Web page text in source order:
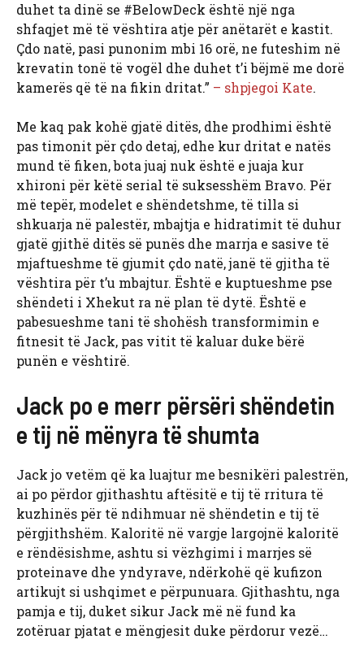
duhet ta dinë se #BelowDeck është një nga
shfaqjet më të vështira atje për anëtarët e kastit.
Çdo natë, pasi punonim mbi 16 orë, ne futeshim në
krevatin tonë të vogël dhe duhet t’i bëjmë me dorë
kamerës që të na fikin dritat.” – shpjegoi Kate.
Me kaq pak kohë gjatë ditës, dhe prodhimi është
pas timonit për çdo detaj, edhe kur dritat e natës
mund të fiken, bota juaj nuk është e juaja kur
xhironi për këtë serial të suksesshëm Bravo. Për
më tepër, modelet e shëndetshme, të tilla si
shkuarja në palestër, mbajtja e hidratimit të duhur
gjatë gjithë ditës së punës dhe marrja e sasive të
mjaftueshme të gjumit çdo natë, janë të gjitha të
vështira për t’u mbajtur. Është e kuptueshme pse
shëndeti i Xhekut ra në plan të dytë. Është e
pabesueshme tani të shohësh transformimin e
fitnesit të Jack, pas vitit të kaluar duke bërë
punën e vështirë.
Jack po e merr përsëri shëndetin
e tij në mënyra të shumta
Jack jo vetëm që ka luajtur me besnikëri palestrën,
ai po përdor gjithashtu aftësitë e tij të rritura të
kuzhinës për të ndihmuar në shëndetin e tij të
përgjithshëm. Kaloritë në vargje largojnë kaloritë
e rëndësishme, ashtu si vëzhgimi i marrjes së
proteinave dhe yndyrave, ndërkohë që kufizon
artikujt si ushqimet e përpunuara. Gjithashtu, nga
pamja e tij, duket sikur Jack më në fund ka
zotëruar pjatat e mëngjesit duke përdorur vezë…